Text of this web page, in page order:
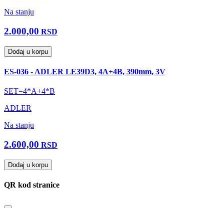
Na stanju
2.000,00 RSD
Dodaj u korpu
ES-036 - ADLER LE39D3, 4A+4B, 390mm, 3V
SET=4*A+4*B
ADLER
Na stanju
2.600,00 RSD
Dodaj u korpu
QR kod stranice